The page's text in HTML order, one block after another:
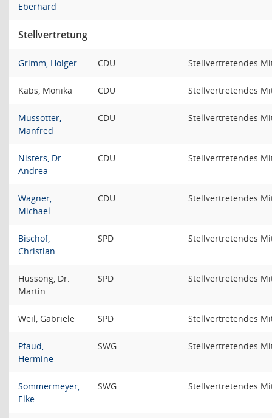
Eberhard
Stellvertretung
Grimm, Holger CDU Stellvertretendes
Kabs, Monika CDU Stellvertretendes
Mussotter,
Manfred
CDU Stellvertretendes
Nisters, Dr.
Andrea
CDU Stellvertretendes
Wagner,
Michael
CDU Stellvertretendes
Bischof,
Christian
SPD Stellvertretendes
Hussong, Dr.
Martin
SPD Stellvertretendes
Weil, Gabriele SPD Stellvertretendes
Pfaud,
Hermine
SWG Stellvertretendes
Sommermeyer,
Elke
SWG Stellvertretendes